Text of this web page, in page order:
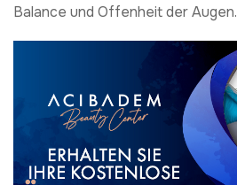
Balance und Offenheit der Augen.